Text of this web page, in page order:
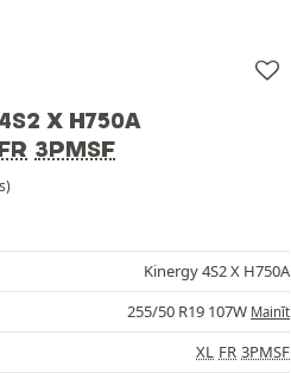
X H750A
3PMSF
Kinergy 4S2 X H750A
255/50 R19 107W Mainīt
XL FR 3PMSF